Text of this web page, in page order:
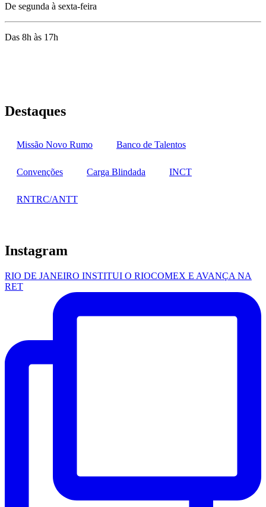
De segunda à sexta-feira
Das 8h às 17h
Destaques
Missão Novo Rumo Banco de Talentos
Convenções Carga Blindada INCT
RNTRC/ANTT
Instagram
RIO DE JANEIRO INSTITUI O RIOCOMEX E AVANÇA NA
RET